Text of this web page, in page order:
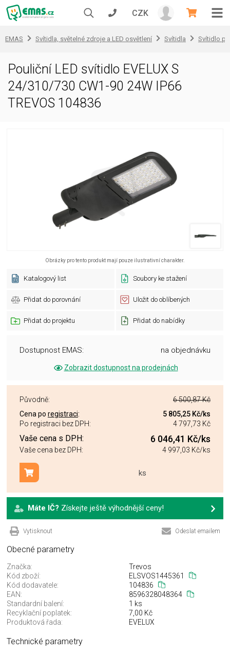
CZK
EMAS Svítidla, světelné zdroje a LED osvětlení Svítidla Svítidlo
Pouliční LED svítidlo EVELUX S
24/310/730 CW1-90 24W IP66
TREVOS 104836
Obrázky pro tento produkt mají pouze ilustrativní charakter.
Katalogový list Soubory ke stažení
Přidat do porovnání Uložit do oblíbených
Přidat do projektu Přidat do nabídky
Dostupnost EMAS: na objednávku
Zobrazit dostupnost na prodejnách
Původně:
6 500,87 Kč
Cena po registraci: 5 805,25 Kč/ks
Po registraci bez DPH:
4 797,73 Kč
Vaše cena s DPH: 6 046,41 Kč/ks
Vaše cena bez DPH: 4 997,03 Kč/ks
ks
Přidat do košíku
Máte IČ? Získejte ještě výhodnější ceny!
Vytisknout Odeslat emailem
Obecné parametry
Značka:
Trevos
Kód zboží:
ELSVOS1445361
Kód dodavatele:
104836
EAN:
8596328048364
Standardní balení:
1 ks
Recyklační poplatek:
7,00 Kč
Produktová řada:
EVELUX
Technické parametry